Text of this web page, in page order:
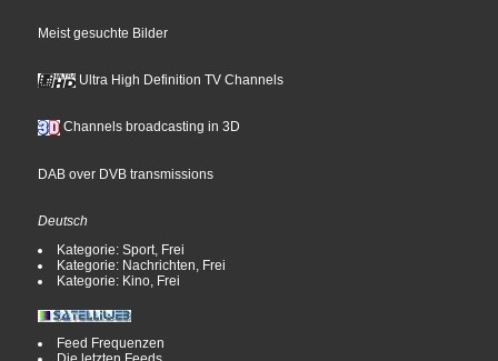
Meist gesuchte Bilder
Ultra High Definition TV Channels
Channels broadcasting in 3D
DAB over DVB transmissions
Deutsch
Kategorie: Sport, Frei
Kategorie: Nachrichten, Frei
Kategorie: Kino, Frei
Feed Frequenzen